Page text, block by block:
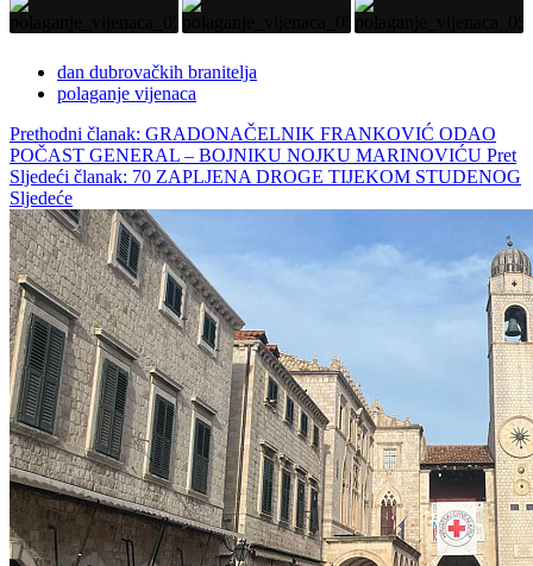
dan dubrovačkih branitelja
polaganje vijenaca
Prethodni članak: GRADONAČELNIK FRANKOVIĆ ODAO
POČAST GENERAL – BOJNIKU NOJKU MARINOVIĆU Pret
Sljedeći članak: 70 ZAPLJENA DROGE TIJEKOM STUDENOG
Sljedeće